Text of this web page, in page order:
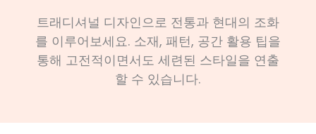
트래디셔널 디자인으로 전통과 현대의 조화
를 이루어보세요. 소재, 패턴, 공간 활용 팁을
통해 고전적이면서도 세련된 스타일을 연출
할 수 있습니다.